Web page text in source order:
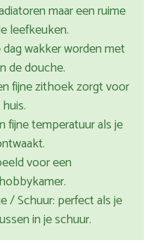
maar een ruime
leefkeuken.
wakker worden met
de douche.
fijne zithoek zorgt voor
fijne temperatuur als je
voor een
/ Schuur: perfect als je
in je schuur.